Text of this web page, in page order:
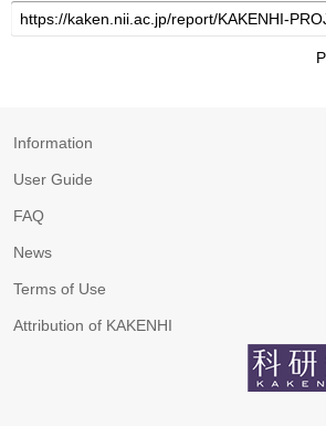
Information
User Guide
FAQ
News
Terms of Use
Attribution of KAKENHI